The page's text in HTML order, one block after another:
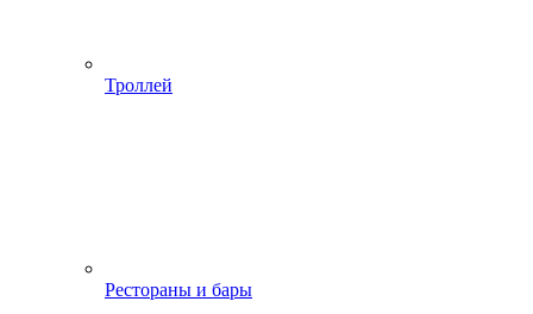
Троллей
Рестораны и бары